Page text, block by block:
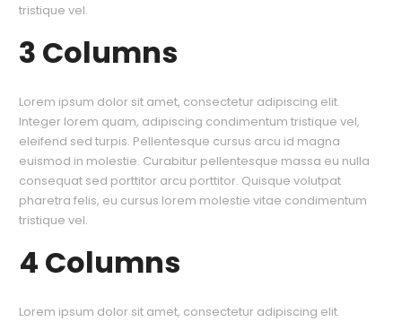
tristique vel.
3 Columns
Lorem ipsum dolor sit amet, consectetur adipiscing elit.
Integer lorem quam, adipiscing condimentum tristique vel,
eleifend sed turpis. Pellentesque cursus arcu id magna
euismod in molestie. Curabitur pellentesque massa eu nulla
consequat sed porttitor arcu porttitor. Quisque volutpat
pharetra felis, eu cursus lorem molestie vitae condimentum
tristique vel.
4 Columns
Lorem ipsum dolor sit amet, consectetur adipiscing elit.